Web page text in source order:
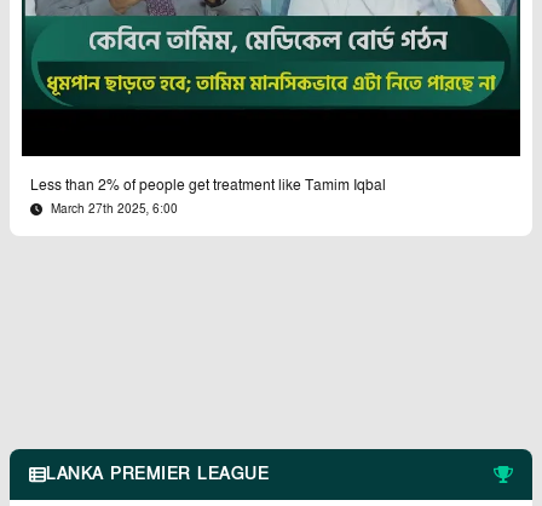
Less than 2% of people get treatment like Tamim Iqbal
March 27th 2025, 6:00
LANKA PREMIER LEAGUE